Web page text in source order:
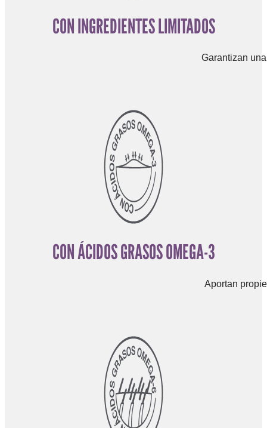
CON INGREDIENTES LIMITADOS
Garantizan
CON ÁCIDOS GRASOS OMEGA-3
Aportan